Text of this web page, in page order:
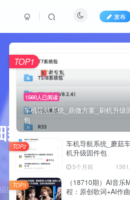
致教
缘网 正文
发布
1560人已阅读
车机导航系统_鼎微方案_刷机升级
包
TOP1
车机导航系统_蘑菇
机升级固件包
5个月前
TOP2
（18710期）AI音乐
程：原创歌词+AI作
TOP3